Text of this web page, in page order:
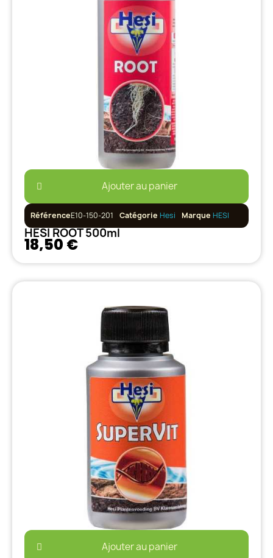
Ajouter au panier
RéférenceE10-150-201 Catégorie Hesi Marque HESI
HESI ROOT 500ml
18,50 €
Ajouter au panier